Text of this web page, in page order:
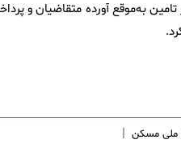
به‌موقع آورده متقاضیان و
مسکن |